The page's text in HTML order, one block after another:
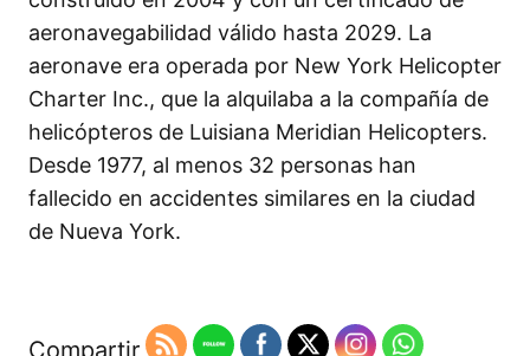
aeronavegabilidad válido hasta 2029. La
aeronave era operada por New York Helicopter
Charter Inc., que la alquilaba a la compañía de
helicópteros de Luisiana Meridian Helicopters.
Desde 1977, al menos 32 personas han
fallecido en accidentes similares en la ciudad
de Nueva York.
Compartir